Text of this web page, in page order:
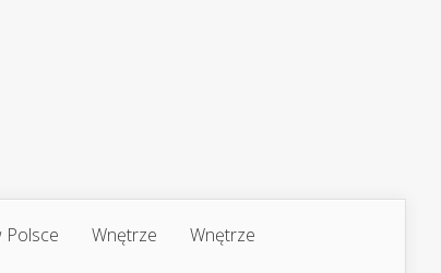
Polsce Wnętrze Wnętrze